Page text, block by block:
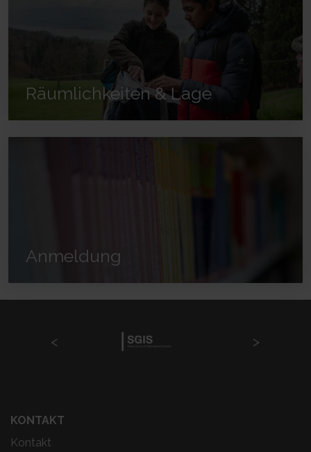
Räumlichkeiten & Lage
Anmeldung
KONTAKT
Kontakt